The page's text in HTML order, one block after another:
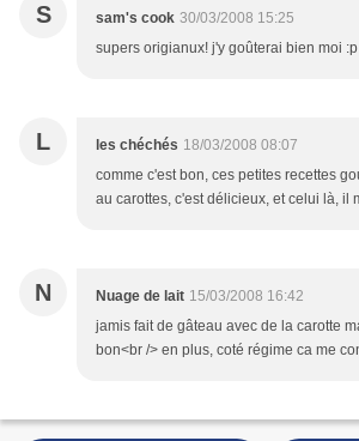
S sam's cook 30/03/2008 15:25
supers origianux! j'y goûterai bien moi :p
L les chéchés 18/03/2008 08:07
comme c'est bon, ces petites recettes
au carottes, c'est délicieux, et celui là, il
N Nuage de lait 15/03/2008 16:42
jamis fait de gâteau avec de la carotte
bon<br /> en plus, coté régime ca me